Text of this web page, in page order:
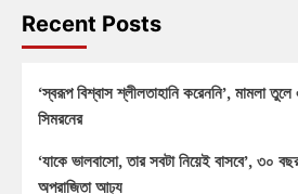
Recent Posts
‘স্বরূপ বিশ্বাস শ্লীলতাহানি করেননি’, মামলা তুলে
সিমরনের
‘যাকে ভালবাসো, তার সবটা নিয়েই বাসবে’, ৩০
অপরাজিতা আঢ্য